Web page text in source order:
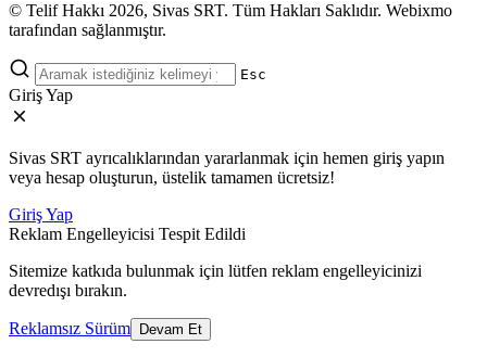
© Telif Hakkı 2026, Sivas SRT. Tüm Hakları Saklıdır. Webixmo
tarafından sağlanmıştır.
Esc
Giriş Yap
Sivas SRT ayrıcalıklarından yararlanmak için hemen giriş yapın
veya hesap oluşturun, üstelik tamamen ücretsiz!
Giriş Yap
Reklam Engelleyicisi Tespit Edildi
Sitemize katkıda bulunmak için lütfen reklam engelleyicinizi
devredışı bırakın.
Reklamsız Sürüm Devam Et